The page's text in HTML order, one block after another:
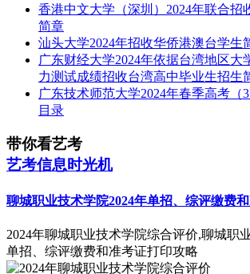
香港中文大学（深圳）2024年联合招
简章
汕头大学2024年招收华侨港澳台学生
广东财经大学2024年依据台湾地区大
力测试成绩招收台湾高中毕业生招生
广东技术师范大学2024年春季高考（
目录
带你看艺考
艺考信息时光机
聊城职业技术学院2024年单招、综评缴费
2024年聊城职业技术学院综合评价,聊城职
单招、综评缴费和准考证打印攻略